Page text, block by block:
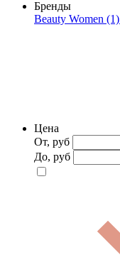
Бренды
Beauty Women (1)
Цена
От, руб
До, руб